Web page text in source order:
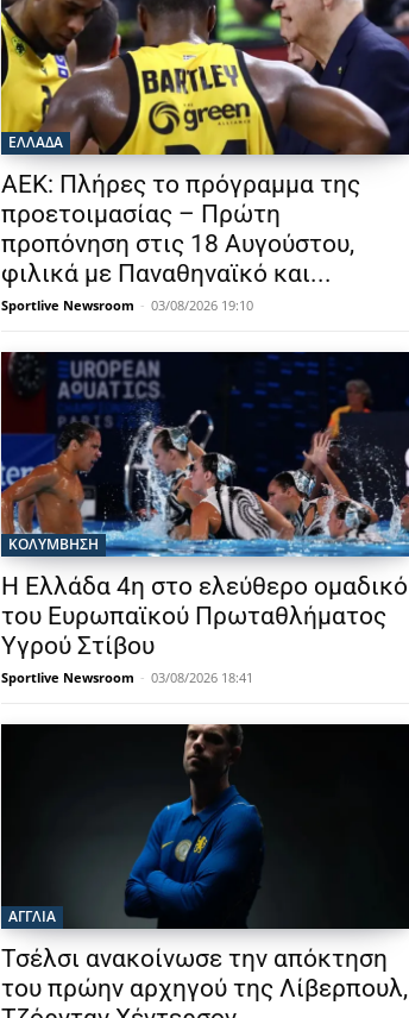
ΕΛΛΑΔΑ
ΑΕΚ: Πλήρες το πρόγραμμα της
προετοιμασίας – Πρώτη
προπόνηση στις 18 Αυγούστου,
φιλικά με Παναθηναϊκό και...
Sportlive Newsroom - 03/08/2026 19:10
ΚΟΛΥΜΒΗΣΗ
Η Ελλάδα 4η στο ελεύθερο ομαδικό
του Ευρωπαϊκού Πρωταθλήματος
Υγρού Στίβου
Sportlive Newsroom - 03/08/2026 18:41
ΑΓΓΛΙΑ
Τσέλσι ανακοίνωσε την απόκτηση
του πρώην αρχηγού της Λίβερπουλ,